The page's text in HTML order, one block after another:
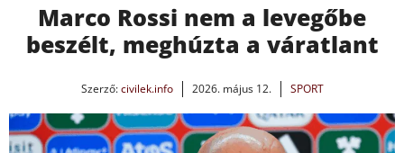
Marco Rossi nem a levegőbe
beszélt, meghúzta a váratlant
Szerző:civilek.info 2026. május 12. SPORT